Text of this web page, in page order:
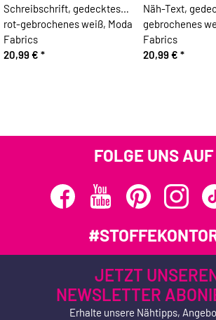
Schreibschrift, gedecktes
rot-gebrochenes weiß, Moda
Fabrics
20,99 € *
Näh-Text,
gebrochenes
Fabrics
20,99 € *
FOLGE UNS AUF
JETZT
NEWSLETTER
Erhalte unsere Nähtipps,